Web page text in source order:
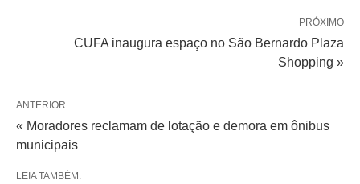
PRÓXIMO
CUFA inaugura espaço no São Bernardo Plaza
Shopping »
ANTERIOR
« Moradores reclamam de lotação e demora em ônibus
municipais
LEIA TAMBÉM: